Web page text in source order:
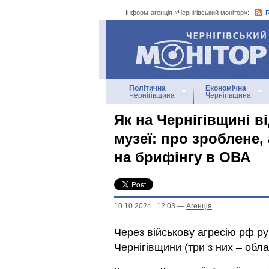
Інформ-агенція «Чернігівський монітор»:
Інформ-агенція
«Чернігівський монітор»
Політична
Чернігівщина
Економічна
Чернігівщина
Як на Чернігівщині
музеї: про зроблене,
на брифінгу в ОВА
10.10.2024 12:03 — Агенцiя
Через військову агресію рф
Чернігівщини (три з них –